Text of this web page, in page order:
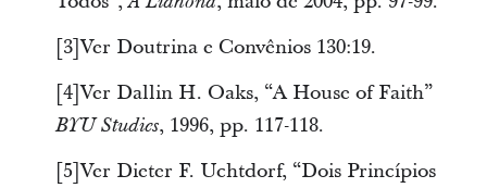
[3]Ver Doutrina e Convênios 130:19.
[4]Ver Dallin H. Oaks, “A House of Faith”
BYU Studies, 1996, pp. 117-118.
[5]Ver Dieter F. Uchtdorf, “Dois Princípios